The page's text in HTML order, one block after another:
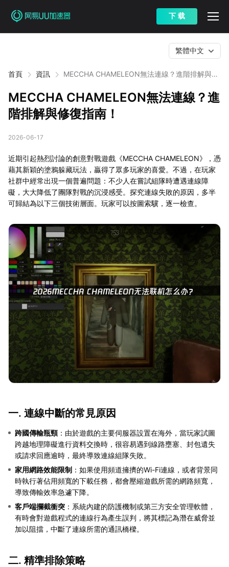
下 载
首頁 資訊
MECCHA CHAMELEON無法連線？進階排解與修
繁體中文
MECCHA CHAMELEON無法連線？進
階排解與修復指南！
2026-06-17
近期引起熱烈討論的創意對戰遊戲《MECCHA CHAMELEON》，憑
藉其新穎的塗鴉躲藏玩法，贏得了眾多玩家的喜愛。不過，在玩家
社群中經常出現一個普遍問題：不少人在嘗試組隊時遭遇連線障
礙，大大降低了團隊對戰的沉浸感受。探究連線失敗的原因，多半
可歸結為以下三個技術層面。玩家可以按圖索驥，逐一檢查。
一. 連線中斷的常見原因
跨國傳輸瓶頸 ：由於遊戲的主要伺服器設置在海外，當玩家試圖
跨越地理障礙進行資料交換時，很容易遇到線路壅塞、封包遺失
或請求回應逾時，最終導致連線組隊失敗。
家用網路效能限制 ：如果使用頻道擁擠的Wi-Fi連線，或者背景同
時執行著佔用頻寬的下載任務，都會壓縮遊戲所需的網路頻寬，
導致傳輸效率急遽下降。
客戶端攔截衝突 ：系統內建的防護機制或第三方安全管理軟體，
有時會對遊戲程式的連線行為產生誤判，將其標記為潛在威脅並
加以阻擋，中斷了連線所需的通訊橋樑。
二. 精準排除策略